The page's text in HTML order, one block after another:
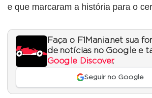
e que marcaram a história para o
Faça o F1Mania.net sua
de notícias no Google e
Google Discover.
Seguir no Google